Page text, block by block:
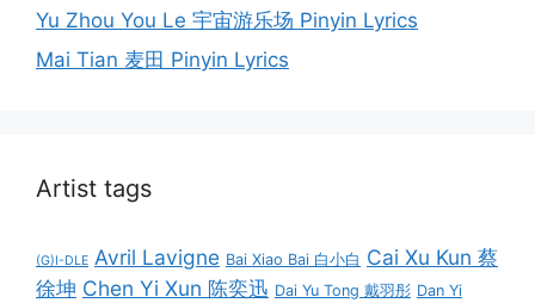
Yu Zhou You Le 宇宙游乐场 Pinyin Lyrics
Mai Tian 麦田 Pinyin Lyrics
Artist tags
(G)I-DLE Avril Lavigne Bai Xiao Bai 白小白 Cai Xu Kun 蔡
徐坤 Chen Yi Xun 陈奕迅 Dai Yu Tong 戴羽彤 Dan Yi